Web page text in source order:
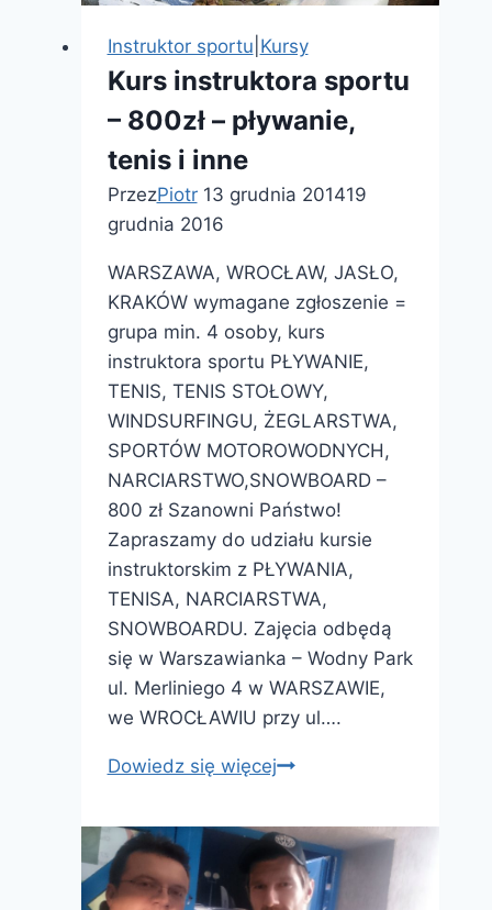
terapia
Instruktor sportu Kursy
Kurs instruktora sportu
– 800zł – pływanie,
tenis i inne
PrzezPiotr 13 grudnia 201419
grudnia 2016
WARSZAWA, WROCŁAW, JASŁO,
KRAKÓW wymagane zgłoszenie =
grupa min. 4 osoby, kurs
instruktora sportu PŁYWANIE,
TENIS, TENIS STOŁOWY,
WINDSURFINGU, ŻEGLARSTWA,
SPORTÓW MOTOROWODNYCH,
NARCIARSTWO,SNOWBOARD –
800 zł Szanowni Państwo!
Zapraszamy do udziału kursie
instruktorskim z PŁYWANIA,
TENISA, NARCIARSTWA,
SNOWBOARDU. Zajęcia odbędą
się w Warszawianka – Wodny Park
ul. Merliniego 4 w WARSZAWIE,
we WROCŁAWIU przy ul….
Dowiedz się więcejKurs
sportu
–
800zł